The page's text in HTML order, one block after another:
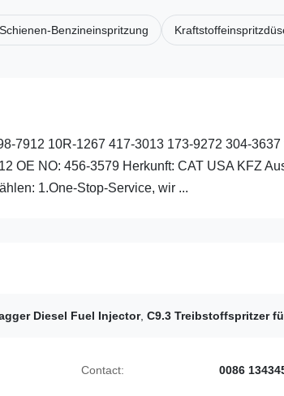
Benzineinspritzung
7912 10R-1267 417-3013 173-9272 304-3637
OE NO: 456-3579 Herkunft: CAT USA KFZ
1.One-Stop-Service, wir ...
Diesel Fuel Injector, C9.3 Treibstoffspritzer
Contact: 0086